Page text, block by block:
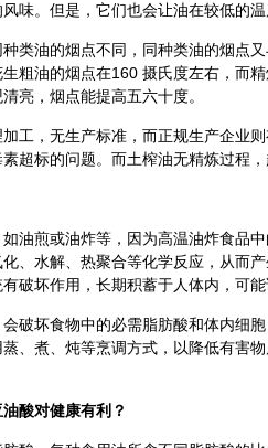
味。但是，它们也会让油在较低的温
类油的烟点不同，同种类油的烟点
粗油的烟点在160 摄氏度左右，而
亮，烟点能提高五六十度。
工，无生产标准，而正规生产企业
超标的问题。而土榨油无精炼过程，
油煎或油炸等，因为高温油炸食品
、水解、热聚合等化学反应，从而
破坏作用，长期积蓄于人体内，可
破坏食物中的必需脂肪酸和体内细
、煮、炖等烹调方式，以降低有害
酸对健康有利？